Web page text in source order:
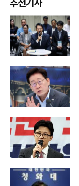
추천기사